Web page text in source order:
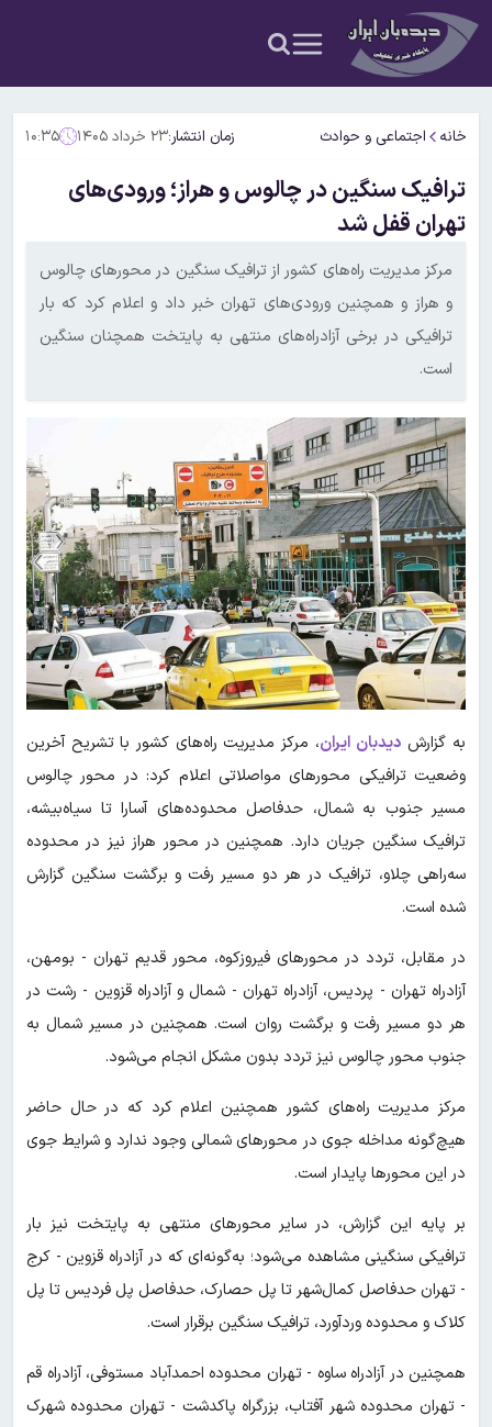
خانه اجتماعی و حوادث زمان انتشار:۲۳ خرداد ۱۴۰۵ ۱۰:۳۵
ترافیک سنگین در چالوس و هراز؛ ورودی‌های
تهران قفل شد
مرکز مدیریت راه‌های کشور از ترافیک سنگین در محورهای چالوس
و هراز و همچنین ورودی‌های تهران خبر داد و اعلام کرد که بار
ترافیکی در برخی آزادراه‌های منتهی به پایتخت همچنان سنگین
است.
به گزارش دیدبان ایران، مرکز مدیریت راه‌های کشور با تشریح آخرین
وضعیت ترافیکی محورهای مواصلاتی اعلام کرد: در محور چالوس
مسیر جنوب به شمال، حدفاصل محدوده‌های آسارا تا سیاه‌بیشه،
ترافیک سنگین جریان دارد. همچنین در محور هراز نیز در محدوده
سه‌راهی چلاو، ترافیک در هر دو مسیر رفت و برگشت سنگین گزارش
شده است.
در مقابل، تردد در محورهای فیروزکوه، محور قدیم تهران - بومهن،
آزادراه تهران - پردیس، آزادراه تهران - شمال و آزادراه قزوین - رشت در
هر دو مسیر رفت و برگشت روان است. همچنین در مسیر شمال به
جنوب محور چالوس نیز تردد بدون مشکل انجام می‌شود.
مرکز مدیریت راه‌های کشور همچنین اعلام کرد که در حال حاضر
هیچ‌گونه مداخله جوی در محورهای شمالی وجود ندارد و شرایط جوی
در این محورها پایدار است.
بر پایه این گزارش، در سایر محورهای منتهی به پایتخت نیز بار
ترافیکی سنگینی مشاهده می‌شود؛ به‌گونه‌ای که در آزادراه قزوین - کرج
- تهران حدفاصل کمال‌شهر تا پل حصارک، حدفاصل پل فردیس تا پل
کلاک و محدوده وردآورد، ترافیک سنگین برقرار است.
همچنین در آزادراه ساوه - تهران محدوده احمدآباد مستوفی، آزادراه قم
- تهران محدوده شهر آفتاب، بزرگراه پاکدشت - تهران محدوده شهرک